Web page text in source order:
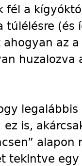
fél a
túlélésre
az
huzalozva
ez is,
alapon
tekintve